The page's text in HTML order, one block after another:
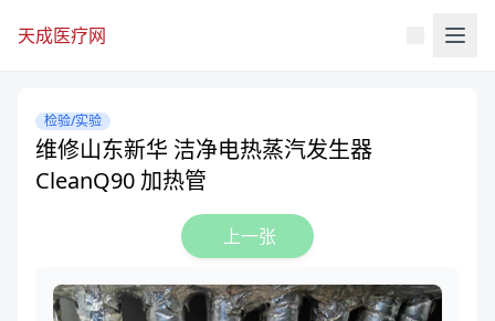
天成医疗网
检验/实验
维修山东新华 洁净电热蒸汽发生器
CleanQ90 加热管
上一张